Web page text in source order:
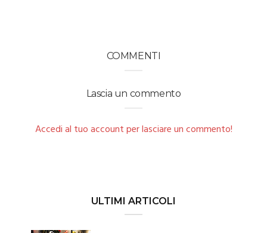
COMMENTI
Lascia un commento
Accedi al tuo account per lasciare un commento!
ULTIMI ARTICOLI